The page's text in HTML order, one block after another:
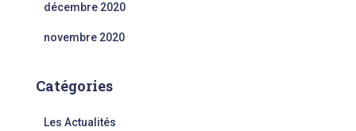
décembre 2020
novembre 2020
Catégories
Les Actualités